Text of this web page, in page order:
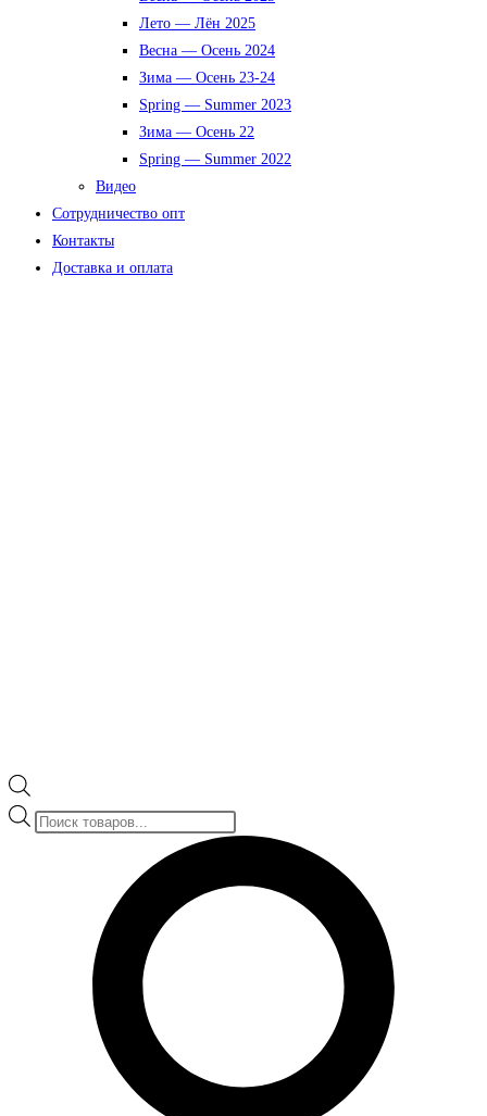
Лето — Лён 2025
Весна — Осень 2024
Зима — Осень 23-24
Spring — Summer 2023
Зима — Осень 22
Spring — Summer 2022
Видео
Сотрудничество опт
Контакты
Доставка и оплата
Поиск